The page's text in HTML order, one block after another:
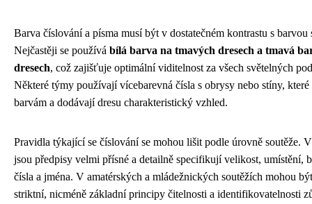
Barva číslování a písma musí být v dostatečném kontrastu s barvou
Nejčastěji se používá bílá barva na tmavých dresech a tmavá
dresech, což zajišťuje optimální viditelnost za všech světelných
Některé týmy používají vícebarevná čísla s obrysy nebo stíny,
barvám a dodávají dresu charakteristický vzhled.
Pravidla týkající se číslování se mohou lišit podle úrovně soutěže.
jsou předpisy velmi přísné a detailně specifikují velikost, umístění,
čísla a jména. V amatérských a mládežnických soutěžích mohou
striktní, nicméně základní principy čitelnosti a identifikovatelnosti